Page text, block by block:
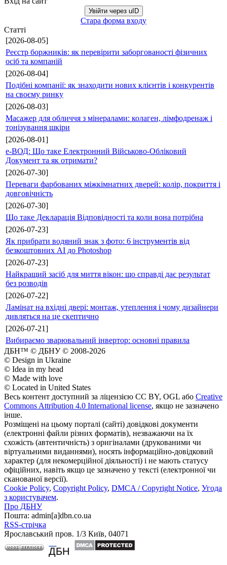
Увійти через uID
Стара форма входу
Статті
[2026-08-05]
Реєстр боржників: як перевірити заборгованості фізичних
осіб та компаній
[2026-08-04]
Подібні компанії: як знаходити нових клієнтів і конкурентів
на своєму ринку
[2026-08-03]
Масажер для обличчя з мінералами: колаген, лімфодренаж і
тонізування шкіри
[2026-08-01]
е-ВОД: Що таке Електронний Військово-Обліковий
Документ та як отримати?
[2026-07-30]
Переваги фарбованих міжкімнатних дверей: колір, покриття і
довговічність
[2026-07-30]
Що таке Декларація Відповідності та коли вона потрібна
[2026-07-23]
Як прибрати водяний знак з фото: 6 інструментів від
безкоштовних AI до Photoshop
[2026-07-23]
Найкращий засіб для миття вікон: що справді дає результат
без розводів
[2026-07-22]
Ламінат на вхідні двері: монтаж, утеплення і чому дизайнери
дивляться на це скептично
[2026-07-21]
Вибираємо зварювальний інвертор: основні правила
ДБН™ © ДБНУ © 2008-2026
© Design in Ukraine
© Idea in my head
© Made with love
© Located in United States
Весь контент доступний за ліцензією CC BY, OGL або Creative
Commons Attribution 4.0 International license, якщо не зазначено
інше.
Розміщені на цьому порталі (сайті) довідкові документи
(електронні файли різних форматів), незважаючи на їх
схожість (автентичність) з оригіналами (друкованими чи
віртуальними виданнями), носять інформаційно-довідковий
характер (для некомерційної діяльності) і не мають статусу
офіційних, навіть якщо це зазначено у тексті (електронної чи
сканованої версії).
Cookie Policy, Copyright Policy, DMCA / Copyright Notice, Угода
з користувачем.
Про ДБНУ
Пошта: admin[а]dbn.co.ua
RSS-стрічка
Ярославський пров. 1/3 Київ, 04071